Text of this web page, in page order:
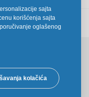
sajta
korišćenja sajta
oglašenog
kolačića